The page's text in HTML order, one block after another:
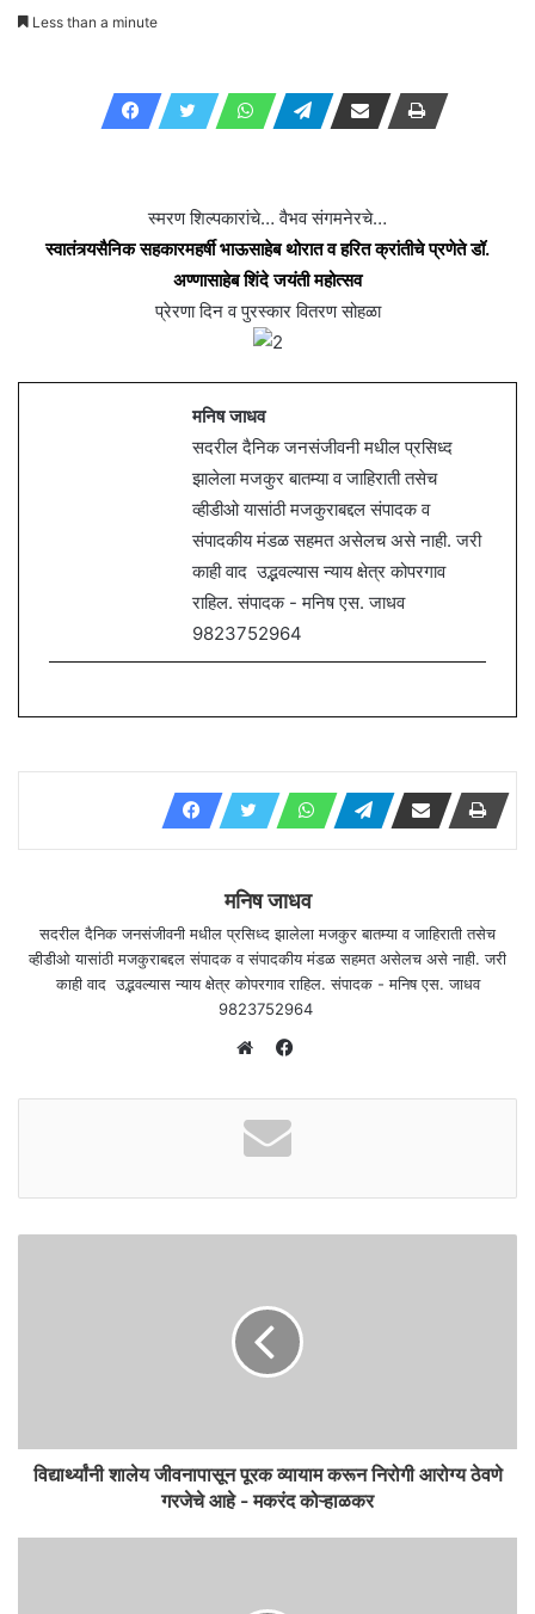
Less than a minute
स्मरण शिल्पकारांचे… वैभव संगमनेरचे…
स्वातंत्र्यसैनिक सहकारमहर्षी भाऊसाहेब थोरात व हरित क्रांतीचे प्रणेते डॉ.
अण्णासाहेब शिंदे जयंती महोत्सव
प्रेरणा दिन व पुरस्कार वितरण सोहळा
मनिष जाधव
सदरील दैनिक जनसंजीवनी मधील प्रसिध्द
झालेला मजकुर बातम्या व जाहिराती तसेच
व्हीडीओ यासांठी मजकुराबद्दल संपादक व
संपादकीय मंडळ सहमत असेलच असे नाही. जरी
काही वाद उद्भवल्यास न्याय क्षेत्र कोपरगाव
राहिल. संपादक - मनिष एस. जाधव
9823752964
मनिष जाधव
सदरील दैनिक जनसंजीवनी मधील प्रसिध्द झालेला मजकुर बातम्या व जाहिराती तसेच
व्हीडीओ यासांठी मजकुराबद्दल संपादक व संपादकीय मंडळ सहमत असेलच असे नाही. जरी
काही वाद उद्भवल्यास न्याय क्षेत्र कोपरगाव राहिल. संपादक - मनिष एस. जाधव
9823752964
e
b
s
c
विद्यार्थ्यांनी शालेय जीवनापासून पूरक व्यायाम करून निरोगी आरोग्य ठेवणे
गरजेचे आहे - मकरंद कोऱ्हाळकर